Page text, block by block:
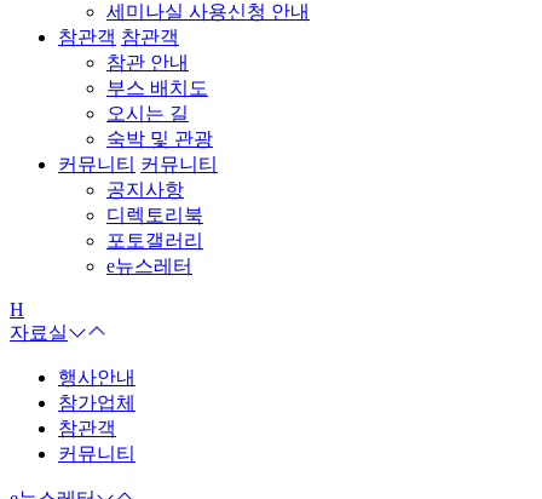
세미나실 사용신청 안내
참관객 참관객
참관 안내
부스 배치도
오시는 길
숙박 및 관광
커뮤니티 커뮤니티
공지사항
디렉토리북
포토갤러리
e뉴스레터
H
자료실
행사안내
참가업체
참관객
커뮤니티